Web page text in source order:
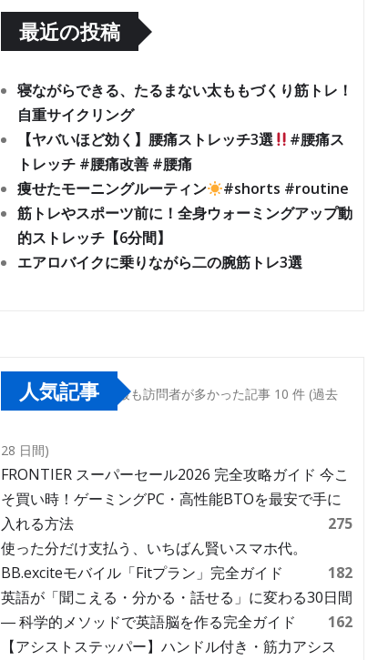
最近の投稿
寝ながらできる、たるまない太ももづくり筋トレ！
自重サイクリング
【ヤバいほど効く】腰痛ストレッチ3選
#腰痛ス
トレッチ #腰痛改善 #腰痛
痩せたモーニングルーティン
#shorts #routine
筋トレやスポーツ前に！全身ウォーミングアップ動
的ストレッチ【6分間】
エアロバイクに乗りながら二の腕筋トレ3選
人気記事 最も訪問者が多かった記事 10 件 (過去
28 日間)
FRONTIER スーパーセール2026 完全攻略ガイド 今こ
そ買い時！ゲーミングPC・高性能BTOを最安で手に
入れる方法
275
使った分だけ支払う、いちばん賢いスマホ代。
BB.exciteモバイル「Fitプラン」完全ガイド
182
英語が「聞こえる・分かる・話せる」に変わる30日間
― 科学的メソッドで英語脳を作る完全ガイド
162
【アシストステッパー】ハンドル付き・筋力アシス